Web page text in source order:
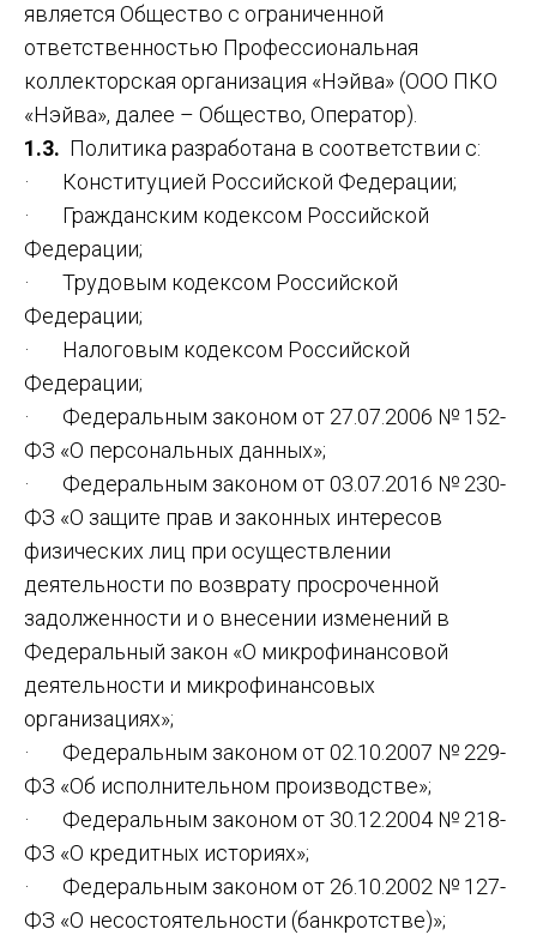
является Общество с ограниченной
ответственностью Профессиональная
коллекторская организация «Нэйва» (ООО ПКО
«Нэйва», далее – Общество, Оператор).
1.3. Политика разработана в соответствии с:
· Конституцией Российской Федерации;
· Гражданским кодексом Российской
Федерации;
· Трудовым кодексом Российской
Федерации;
· Налоговым кодексом Российской
Федерации;
· Федеральным законом от 27.07.2006 № 152-
ФЗ «О персональных данных»;
· Федеральным законом от 03.07.2016 № 230-
ФЗ «О защите прав и законных интересов
физических лиц при осуществлении
деятельности по возврату просроченной
задолженности и о внесении изменений в
Федеральный закон «О микрофинансовой
деятельности и микрофинансовых
организациях»;
· Федеральным законом от 02.10.2007 № 229-
ФЗ «Об исполнительном производстве»;
· Федеральным законом от 30.12.2004 № 218-
ФЗ «О кредитных историях»;
· Федеральным законом от 26.10.2002 № 127-
ФЗ «О несостоятельности (банкротстве)»;